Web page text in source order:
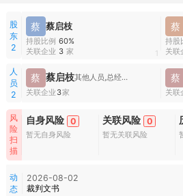
股
东
2
蔡 蔡启枝
持股比例 60%
关联企业 3 家 1
蔡
持股
关联
人
员
2
蔡 蔡启枝
其他人员,总经理,董事
关联企业 3家
蔡
关联
风
险
扫
描
自身风险 0
暂无自身风险
关联风险 0
暂无关联风险
动
态
2026-08-02
裁判文书